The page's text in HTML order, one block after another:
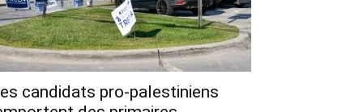
candidats pro-palestiniens